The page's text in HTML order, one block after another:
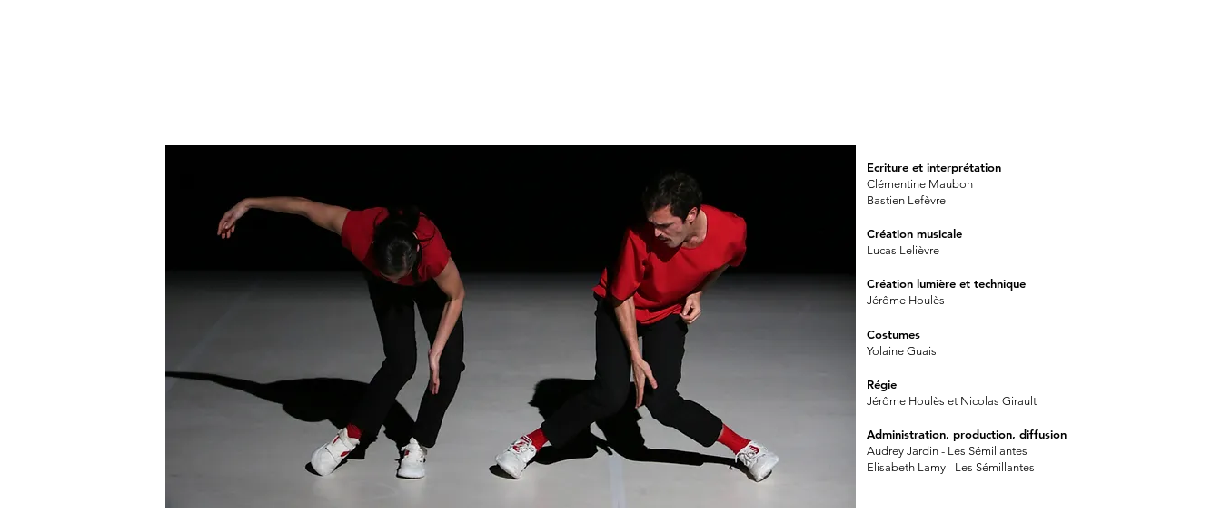
Ecriture et interprétation
Clémentine Maubon
Bastien Lefèvre
Création musicale
Lucas Lelièvre
Création lumière et technique
Jérôme Houlès
Costumes
Yolaine Guais
Régie
Jérôme Houlès et Nicolas Girault
Administration, production, diffusion
Audrey Jardin - Les Sémillantes
Elisabeth Lamy - Les Sémillantes